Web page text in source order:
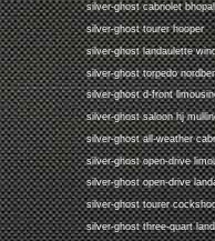
silver-ghost cabriolet bhopal
silver-ghost tourer hooper
silver-ghost landaulette
silver-ghost torpedo
silver-ghost d-front
silver-ghost saloon hj
silver-ghost all-weather
silver-ghost open-drive
silver-ghost open-drive
silver-ghost tourer
silver-ghost three-quart